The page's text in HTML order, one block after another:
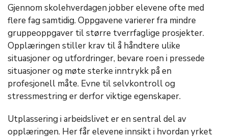
Gjennom skolehverdagen jobber elevene ofte med
flere fag samtidig. Oppgavene varierer fra mindre
gruppeoppgaver til større tverrfaglige prosjekter.
Opplæringen stiller krav til å håndtere ulike
situasjoner og utfordringer, bevare roen i pressede
situasjoner og møte sterke inntrykk på en
profesjonell måte. Evne til selvkontroll og
stressmestring er derfor viktige egenskaper.
Utplassering i arbeidslivet er en sentral del av
opplæringen. Her får elevene innsikt i hvordan yrket